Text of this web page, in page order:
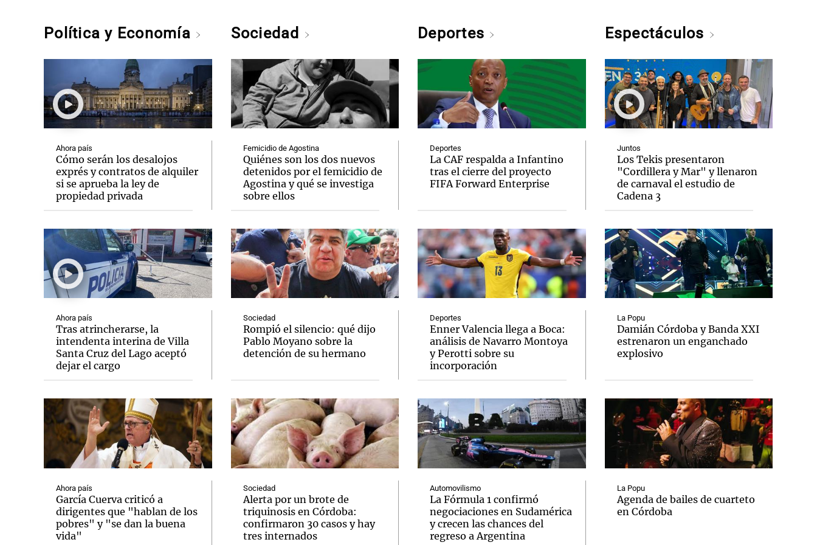
Política y Economía
Ahora país
Cómo serán los desalojos
exprés y contratos de alquiler
si se aprueba la ley de
propiedad privada
Ahora país
Tras atrincherarse, la
intendenta interina de Villa
Santa Cruz del Lago aceptó
dejar el cargo
Ahora país
García Cuerva criticó a
dirigentes que "hablan de los
pobres" y "se dan la buena
vida"
Sociedad
Femicidio de Agostina
Quiénes son los dos nuevos
detenidos por el femicidio de
Agostina y qué se investiga
sobre ellos
Sociedad
Rompió el silencio: qué dijo
Pablo Moyano sobre la
detención de su hermano
Sociedad
Alerta por un brote de
triquinosis en Córdoba:
confirmaron 30 casos y hay
tres internados
Deportes
Deportes
La CAF respalda a Infantino
tras el cierre del proyecto
FIFA Forward Enterprise
Deportes
Enner Valencia llega a Boca:
análisis de Navarro Montoya
y Perotti sobre su
incorporación
Automovilismo
La Fórmula 1 confirmó
negociaciones en Sudamérica
y crecen las chances del
regreso a Argentina
Espectáculos
Juntos
Los Tekis presentaron
"Cordillera y Mar" y llenaron
de carnaval el estudio de
Cadena 3
La Popu
Damián Córdoba y Banda XXI
estrenaron un enganchado
explosivo
La Popu
Agenda de bailes de cuarteto
en Córdoba
Notas Notas
El huracán de Arequito Cadena 3 en Groenlandia